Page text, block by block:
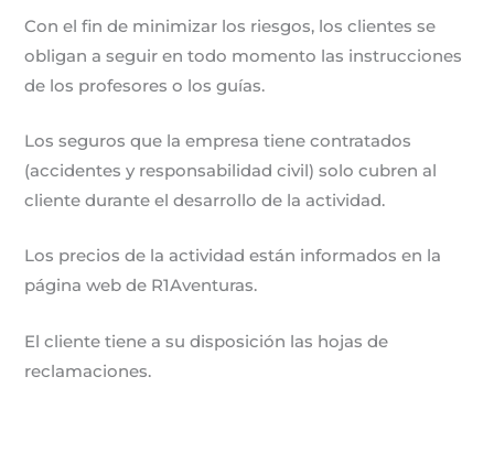
Con el fin de minimizar los riesgos, los clientes se
obligan a seguir en todo momento las instrucciones
de los profesores o los guías.
Los seguros que la empresa tiene contratados
(accidentes y responsabilidad civil) solo cubren al
cliente durante el desarrollo de la actividad.
Los precios de la actividad están informados en la
página web de R1Aventuras.
El cliente tiene a su disposición las hojas de
reclamaciones.